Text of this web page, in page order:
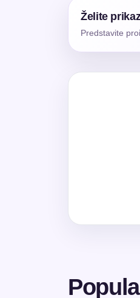
Želite
Predstavite